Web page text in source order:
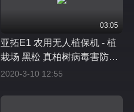
03:05
亚拓E1 农用无人植保机 - 植
栽场 黑松 真柏树病毒害防治
作业
2020-3-10 12:55